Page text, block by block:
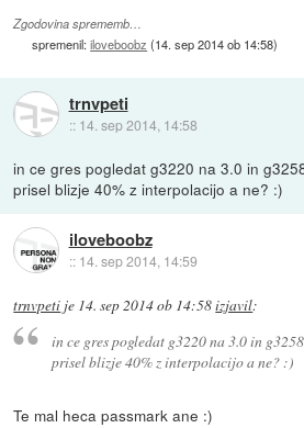
Zgodovina sprememb…
spremenil:iloveboobz (14. sep 2014 ob 14:58)
trnvpeti
:: 14. sep 2014, 14:58
in ce gres pogledat g3220 na 3.0 in
prisel blizje 40% z interpolacijo a ne? :)
iloveboobz
:: 14. sep 2014, 14:59
trnvpeti je 14. sep 2014 ob 14:58izjavil:
in ce gres pogledat g3220 na 3.0 in
prisel blizje 40% z interpolacijo a ne? :)
Te mal heca passmark ane :)